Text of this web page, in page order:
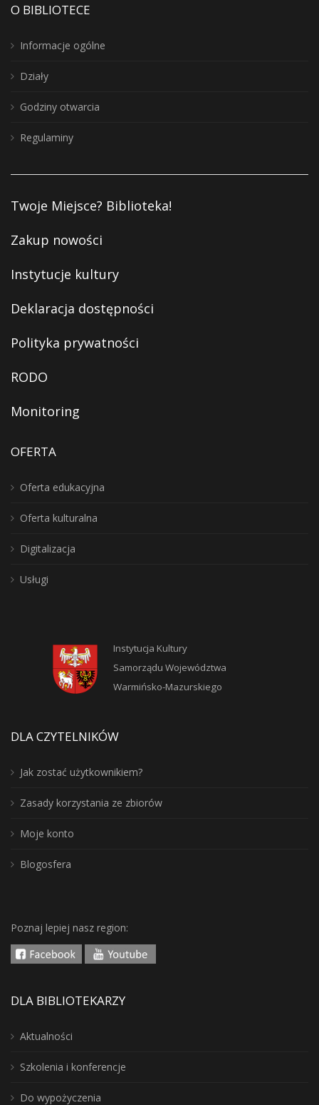
O BIBLIOTECE
Informacje ogólne
Działy
Godziny otwarcia
Regulaminy
Twoje Miejsce? Biblioteka!
Zakup nowości
Instytucje kultury
Deklaracja dostępności
Polityka prywatności
RODO
Monitoring
OFERTA
Oferta edukacyjna
Oferta kulturalna
Digitalizacja
Usługi
Instytucja Kultury
Samorządu Województwa
Warmińsko-Mazurskiego
DLA CZYTELNIKÓW
Jak zostać użytkownikiem?
Zasady korzystania ze zbiorów
Moje konto
Blogosfera
Poznaj lepiej nasz region:
DLA BIBLIOTEKARZY
Aktualności
Szkolenia i konferencje
Do wypożyczenia